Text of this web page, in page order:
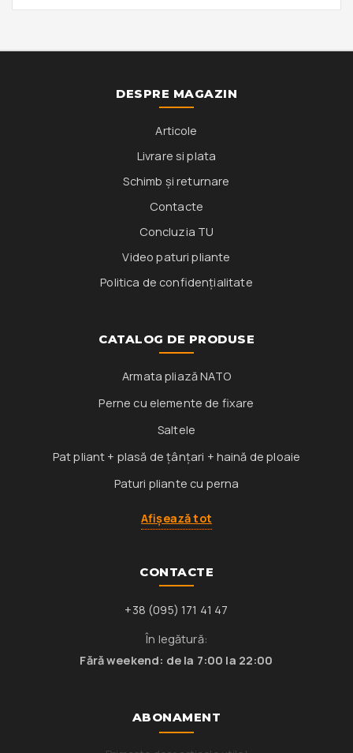
DESPRE MAGAZIN
Articole
Livrare si plata
Schimb și returnare
Contacte
Concluzia TU
Video paturi pliante
Politica de confidențialitate
CATALOG DE PRODUSE
Armata pliază NATO
Perne cu elemente de fixare
Saltele
Pat pliant + plasă de țânțari + haină de ploaie
Paturi pliante cu perna
Afișează tot
CONTACTE
+38 (095) 171 41 47
În legătură:
Fără weekend: de la 7:00 la 22:00
ABONAMENT